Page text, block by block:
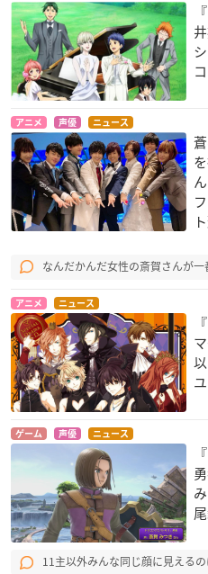
アニメ 声優 ニュース
なんだかんだ女性の斎賀さんが一
アニメ ニュース
ゲーム 声優 ニュース
11主以外みんな同じ顔に見える